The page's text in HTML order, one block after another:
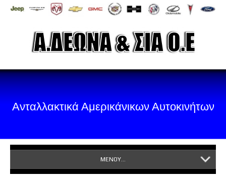
Ανταλλακτικά Αμερικάνικων Αυτοκινήτων
ΜΕΝΟΥ...